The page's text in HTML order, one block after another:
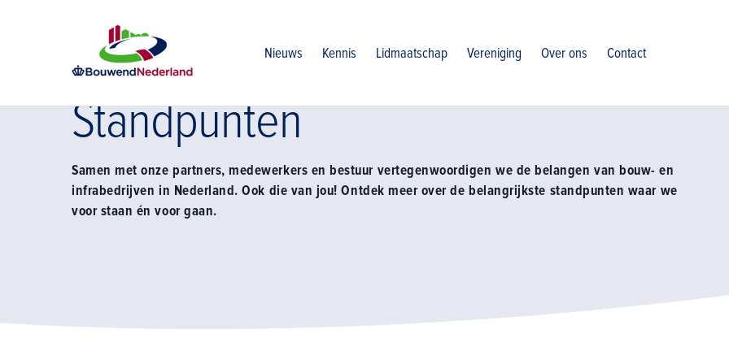
Nieuws Kennis Lidmaatschap Vereniging Over ons Contact
Over ons
Standpunten
Samen met onze partners, medewerkers en bestuur vertegenwoordigen we de belangen van bouw- en
infrabedrijven in Nederland. Ook die van jou! Ontdek meer over de belangrijkste standpunten waar we
voor staan én voor gaan.